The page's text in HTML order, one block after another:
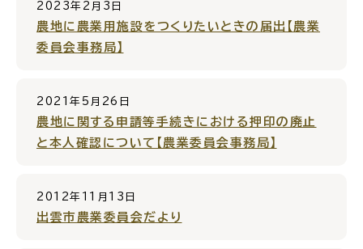
イド
2023年2月3日
農地に農業用施設をつくりたいときの届出【農業
委員会事務局】
2021年5月26日
農地に関する申請等手続きにおける押印の廃止
と本人確認について【農業委員会事務局】
2012年11月13日
出雲市農業委員会だより